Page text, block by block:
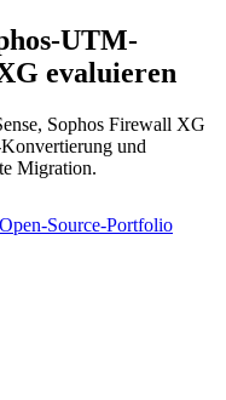
UTM-
evaluieren
Sophos Firewall XG
und
Migration.
Open-Source-Portfolio